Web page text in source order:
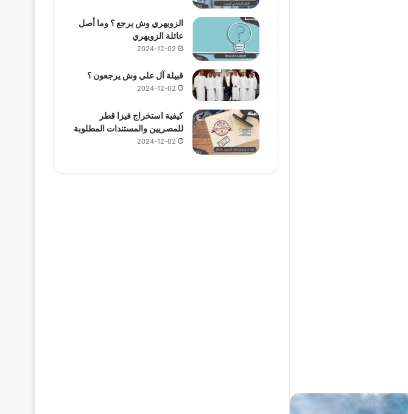
الزويهري وش يرجع ؟ وما أصل
عائلة الزويهري
2024-12-02
قبيلة آل علي وش يرجعون ؟
2024-12-02
كيفية استخراج فيزا قطر
للمصريين والمستندات المطلوبة
2024-12-02